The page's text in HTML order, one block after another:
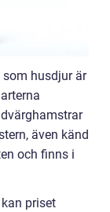
husdjur är
även känd
och finns i
priset